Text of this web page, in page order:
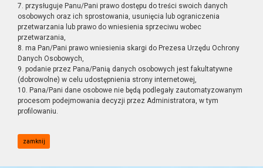
7. przysługuje Panu/Pani prawo dostępu do treści swoich danych
osobowych oraz ich sprostowania, usunięcia lub ograniczenia
przetwarzania lub prawo do wniesienia sprzeciwu wobec
przetwarzania,
8. ma Pan/Pani prawo wniesienia skargi do Prezesa Urzędu Ochrony
Danych Osobowych,
9. podanie przez Pana/Panią danych osobowych jest fakultatywne
(dobrowolne) w celu udostępnienia strony internetowej,
10. Pana/Pani dane osobowe nie będą podlegały zautomatyzowanym
procesom podejmowania decyzji przez Administratora, w tym
profilowaniu.
zamknij